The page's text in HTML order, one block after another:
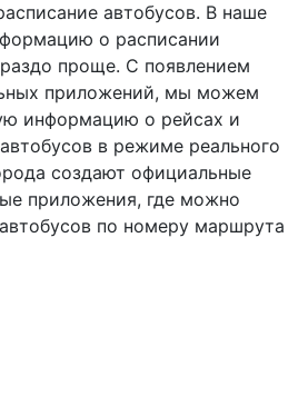
автобусов. В наше
о расписании
проще. С появлением
приложений, мы можем
информацию о рейсах и
в режиме реального
создают официальные
приложения, где можно
по номеру маршрута